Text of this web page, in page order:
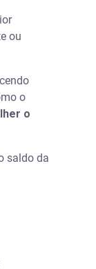
ou
o
o
saldo da